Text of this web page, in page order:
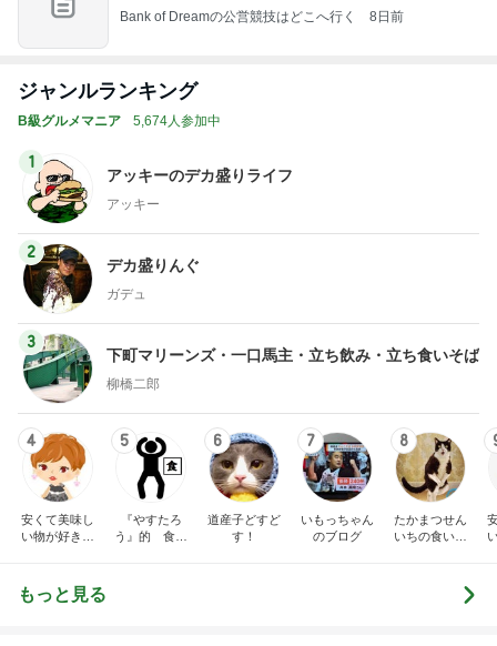
Bank of Dreamの公営競技はどこへ行く 8日前
ジャンルランキング
B級グルメマニア 5,674人参加中
1
アッキーのデカ盛りライフ
アッキー
2
デカ盛りんぐ
ガデュ
3
下町マリーンズ・一口馬主・立ち飲み・立ち食いそば
柳橋二郎
4
安くて美味し
い物が好き☆
5
『やすたろ
う』的 食の
6
道産子どすど
す！
7
いもっちゃん
のブログ
8
たかまつせん
いちの食い散
もっと見る